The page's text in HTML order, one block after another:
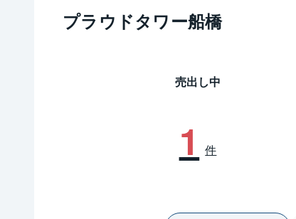
プラウドタワー船橋
売出し中
1 件